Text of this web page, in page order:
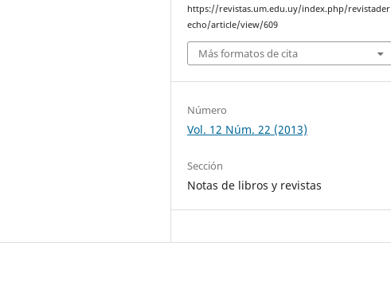
https://revistas.um.edu.uy/index.php/revistader
echo/article/view/609
Más formatos de cita
Número
Vol. 12 Núm. 22 (2013)
Sección
Notas de libros y revistas